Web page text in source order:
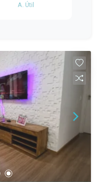
metros de
1 banheiro
investir em uma
crescimento e
visita!
A. Útil